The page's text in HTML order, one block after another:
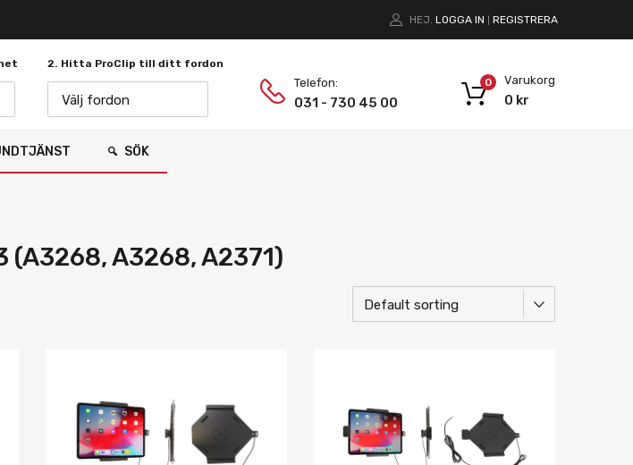
HEJ. LOGGA IN REGISTRERA
2. Hitta ProClip till ditt fordon
Välj fordon
Telefon:
031 - 730 45 00
Varukorg
0 kr
0
SÖK
(A3268, A3268, A2371)